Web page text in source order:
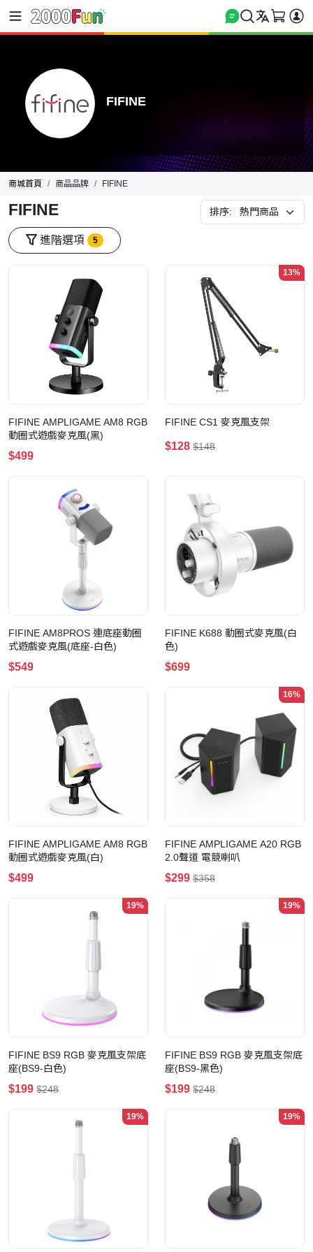
FIFINE
商城首頁 商品品牌 FIFINE
FIFINE 排序:
進階選項 5
FIFINE AMPLIGAME AM8 RGB
動圈式遊戲麥克風(黑)
$499
13%
FIFINE CS1 麥克風支架
$128 $148
FIFINE AM8PROS 連底座動圈
式遊戲麥克風(底座-白色)
$549
FIFINE K688 動圈式麥克風(白
色)
$699
FIFINE AMPLIGAME AM8 RGB
動圈式遊戲麥克風(白)
$499
16%
FIFINE AMPLIGAME A20 RGB
2.0聲道 電競喇叭
$299 $358
19%
FIFINE BS9 RGB 麥克風支架底
座(BS9-白色)
$199 $248
19%
FIFINE BS9 RGB 麥克風支架底
座(BS9-黑色)
$199 $248
19% 19%